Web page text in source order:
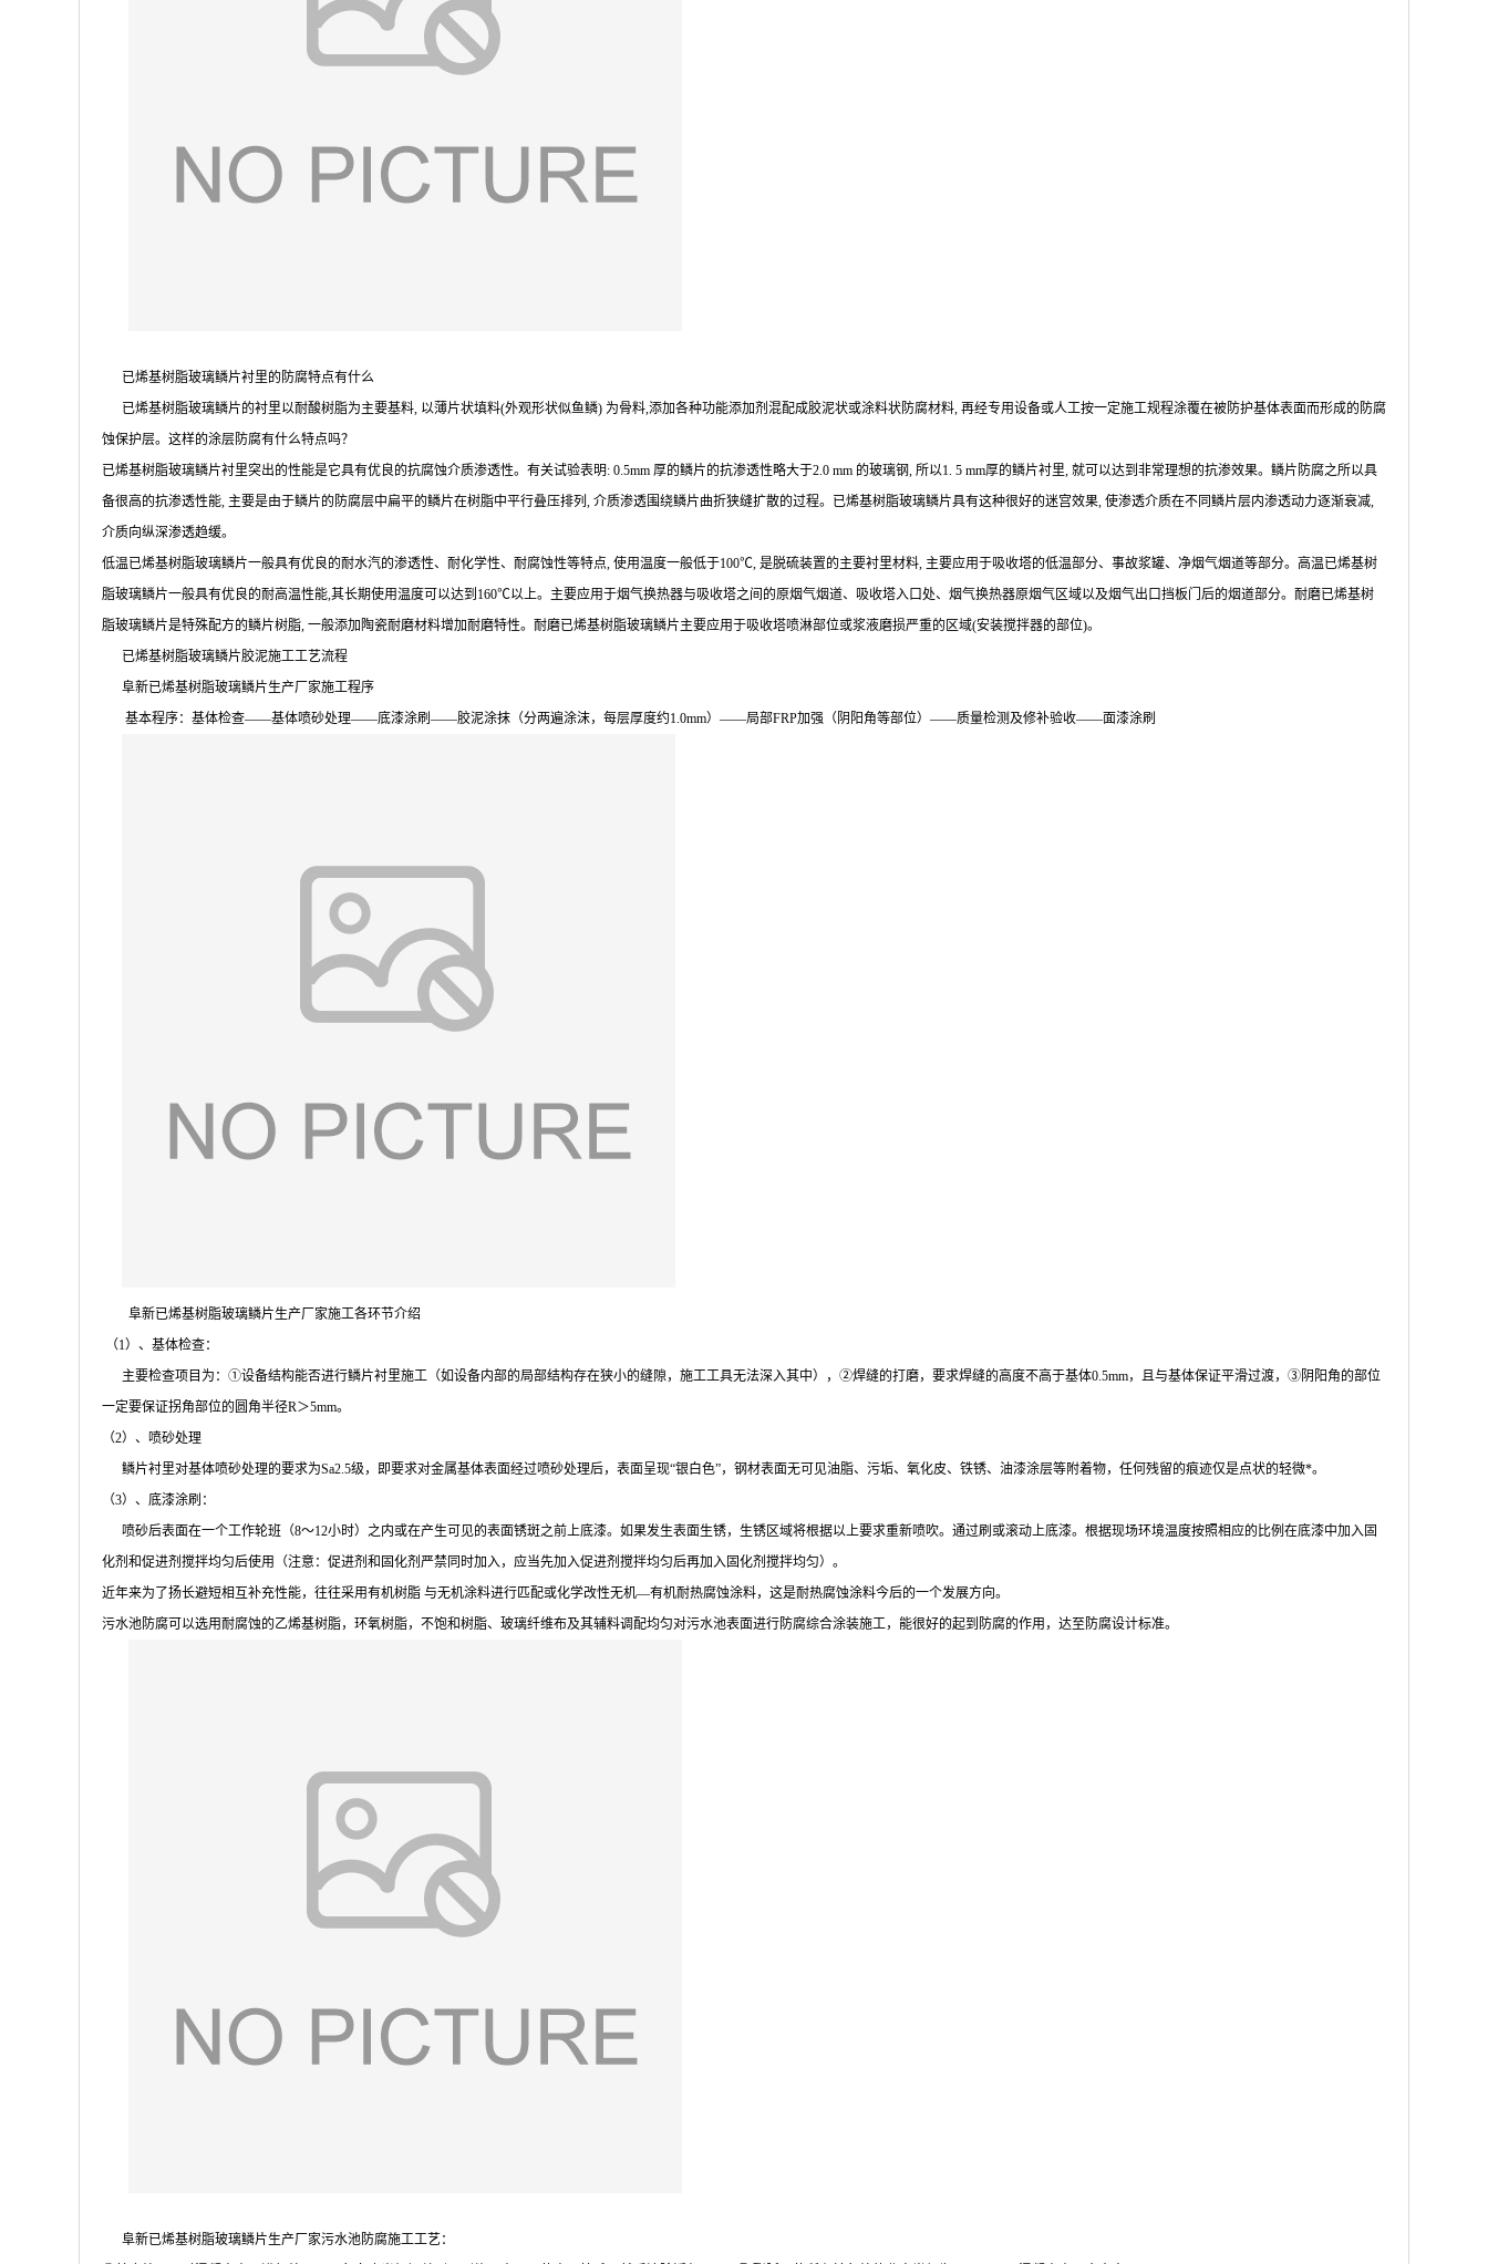
已烯基树脂玻璃鳞片衬里的防腐特点有什么
已烯基树脂玻璃鳞片的衬里以耐酸树脂为主要基料, 以薄片状填料(外观形状似鱼鳞) 为骨料,添加各种功能添加剂混配成胶泥状或涂料状防腐材料, 再经专用设备或人工按一定施工规程涂覆在被防护基体表面而形成的防腐
蚀保护层。这样的涂层防腐有什么特点吗？
已烯基树脂玻璃鳞片衬里突出的性能是它具有优良的抗腐蚀介质渗透性。有关试验表明: 0.5mm 厚的鳞片的抗渗透性略大于2.0 mm 的玻璃钢, 所以1. 5 mm厚的鳞片衬里, 就可以达到非常理想的抗渗效果。鳞片防腐之所以具
备很高的抗渗透性能, 主要是由于鳞片的防腐层中扁平的鳞片在树脂中平行叠压排列, 介质渗透围绕鳞片曲折狭缝扩散的过程。已烯基树脂玻璃鳞片具有这种很好的迷宫效果, 使渗透介质在不同鳞片层内渗透动力逐渐衰减,
介质向纵深渗透趋缓。
低温已烯基树脂玻璃鳞片一般具有优良的耐水汽的渗透性、耐化学性、耐腐蚀性等特点, 使用温度一般低于100℃, 是脱硫装置的主要衬里材料, 主要应用于吸收塔的低温部分、事故浆罐、净烟气烟道等部分。高温已烯基树
脂玻璃鳞片一般具有优良的耐高温性能,其长期使用温度可以达到160℃以上。主要应用于烟气换热器与吸收塔之间的原烟气烟道、吸收塔入口处、烟气换热器原烟气区域以及烟气出口挡板门后的烟道部分。耐磨已烯基树
脂玻璃鳞片是特殊配方的鳞片树脂, 一般添加陶瓷耐磨材料增加耐磨特性。耐磨已烯基树脂玻璃鳞片主要应用于吸收塔喷淋部位或浆液磨损严重的区域(安装搅拌器的部位)。
已烯基树脂玻璃鳞片胶泥施工工艺流程
阜新已烯基树脂玻璃鳞片生产厂家施工程序
基本程序：基体检查——基体喷砂处理——底漆涂刷——胶泥涂抹（分两遍涂沫，每层厚度约1.0mm）——局部FRP加强（阴阳角等部位）——质量检测及修补验收——面漆涂刷
阜新已烯基树脂玻璃鳞片生产厂家施工各环节介绍
（1）、基体检查：
主要检查项目为：①设备结构能否进行鳞片衬里施工（如设备内部的局部结构存在狭小的缝隙，施工工具无法深入其中），②焊缝的打磨，要求焊缝的高度不高于基体0.5mm，且与基体保证平滑过渡，③阴阳角的部位
一定要保证拐角部位的圆角半径R＞5mm。
（2）、喷砂处理
鳞片衬里对基体喷砂处理的要求为Sa2.5级，即要求对金属基体表面经过喷砂处理后，表面呈现“银白色”，钢材表面无可见油脂、污垢、氧化皮、铁锈、油漆涂层等附着物，任何残留的痕迹仅是点状的轻微*。
（3）、底漆涂刷：
喷砂后表面在一个工作轮班（8～12小时）之内或在产生可见的表面锈斑之前上底漆。如果发生表面生锈，生锈区域将根据以上要求重新喷吹。通过刷或滚动上底漆。根据现场环境温度按照相应的比例在底漆中加入固
化剂和促进剂搅拌均匀后使用（注意：促进剂和固化剂严禁同时加入，应当先加入促进剂搅拌均匀后再加入固化剂搅拌均匀）。
近年来为了扬长避短相互补充性能，往往采用有机树脂 与无机涂料进行匹配或化学改性无机—有机耐热腐蚀涂料，这是耐热腐蚀涂料今后的一个发展方向。
污水池防腐可以选用耐腐蚀的乙烯基树脂，环氧树脂，不饱和树脂、玻璃纤维布及其辅料调配均匀对污水池表面进行防腐综合涂装施工，能很好的起到防腐的作用，达至防腐设计标准。
阜新已烯基树脂玻璃鳞片生产厂家污水池防腐施工工艺：